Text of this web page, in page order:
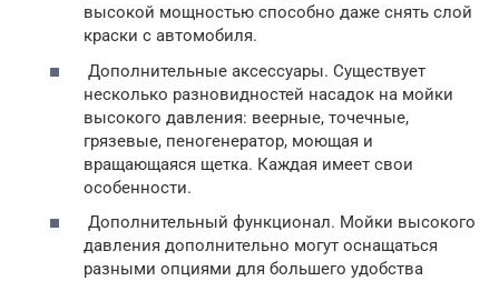
высокой мощностью способно даже снять слой
краски с автомобиля.
Дополнительные аксессуары. Существует
несколько разновидностей насадок на мойки
высокого давления: веерные, точечные,
грязевые, пеногенератор, моющая и
вращающаяся щетка. Каждая имеет свои
особенности.
Дополнительный функционал. Мойки высокого
давления дополнительно могут оснащаться
разными опциями для большего удобства